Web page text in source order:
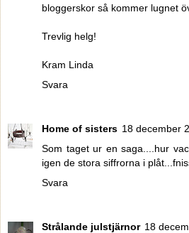
bloggerskor så kommer lugnet
Trevlig helg!
Kram Linda
Svara
Home of sisters 18 december
Som taget ur en saga....hur
igen de stora siffrorna i
Svara
Strålande julstjärnor 18